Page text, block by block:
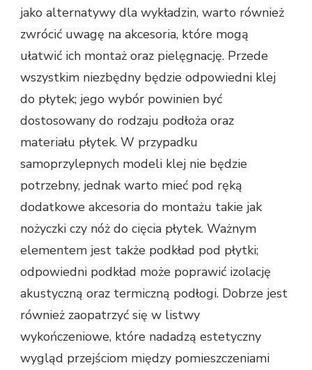
jako alternatywy dla wykładzin, warto również
zwrócić uwagę na akcesoria, które mogą
ułatwić ich montaż oraz pielęgnację. Przede
wszystkim niezbędny będzie odpowiedni klej
do płytek; jego wybór powinien być
dostosowany do rodzaju podłoża oraz
materiału płytek. W przypadku
samoprzylepnych modeli klej nie będzie
potrzebny, jednak warto mieć pod ręką
dodatkowe akcesoria do montażu takie jak
nożyczki czy nóż do cięcia płytek. Ważnym
elementem jest także podkład pod płytki;
odpowiedni podkład może poprawić izolację
akustyczną oraz termiczną podłogi. Dobrze jest
również zaopatrzyć się w listwy
wykończeniowe, które nadadzą estetyczny
wygląd przejściom między pomieszczeniami